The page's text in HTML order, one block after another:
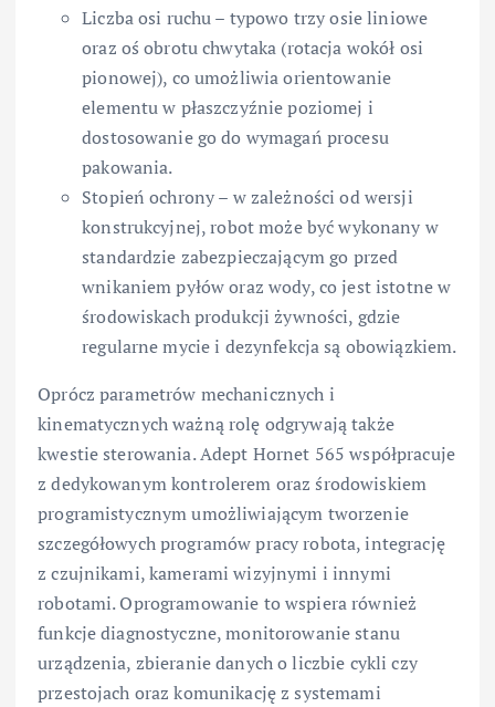
Liczba osi ruchu – typowo trzy osie liniowe
oraz oś obrotu chwytaka (rotacja wokół osi
pionowej), co umożliwia orientowanie
elementu w płaszczyźnie poziomej i
dostosowanie go do wymagań procesu
pakowania.
Stopień ochrony – w zależności od wersji
konstrukcyjnej, robot może być wykonany w
standardzie zabezpieczającym go przed
wnikaniem pyłów oraz wody, co jest istotne w
środowiskach produkcji żywności, gdzie
regularne mycie i dezynfekcja są obowiązkiem.
Oprócz parametrów mechanicznych i
kinematycznych ważną rolę odgrywają także
kwestie sterowania. Adept Hornet 565 współpracuje
z dedykowanym kontrolerem oraz środowiskiem
programistycznym umożliwiającym tworzenie
szczegółowych programów pracy robota, integrację
z czujnikami, kamerami wizyjnymi i innymi
robotami. Oprogramowanie to wspiera również
funkcje diagnostyczne, monitorowanie stanu
urządzenia, zbieranie danych o liczbie cykli czy
przestojach oraz komunikację z systemami